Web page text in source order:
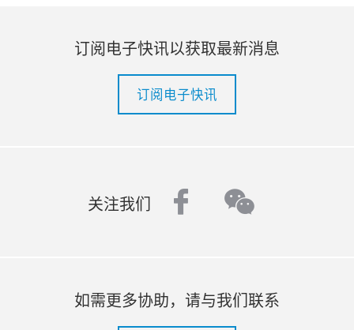
订阅电子快讯以获取最新消息
订阅电子快讯
关注我们 facebook
wechat
如需更多协助，请与我们联系